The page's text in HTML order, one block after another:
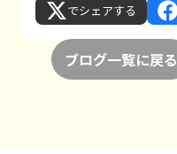
でシェアする
ブログ一覧に戻る